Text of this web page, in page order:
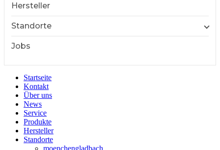
Hersteller
Standorte
Jobs
Startseite
Kontakt
Über uns
News
Service
Produkte
Hersteller
Standorte
moenchengladbach